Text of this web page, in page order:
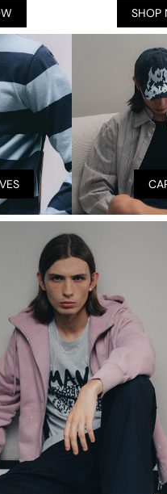
SHOP